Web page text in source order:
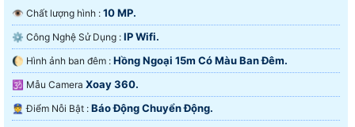
👁 Chất lượng hình : 10 MP.
⚙ Công Nghệ Sử Dụng : IP Wifi.
🌔 Hình ảnh ban đêm : Hồng Ngoại 15m Có Màu Ban Ðêm.
🕉️ Mẫu Camera Xoay 360.
️👮 Điểm Nỗi Bật : Báo Động Chuyển Động.